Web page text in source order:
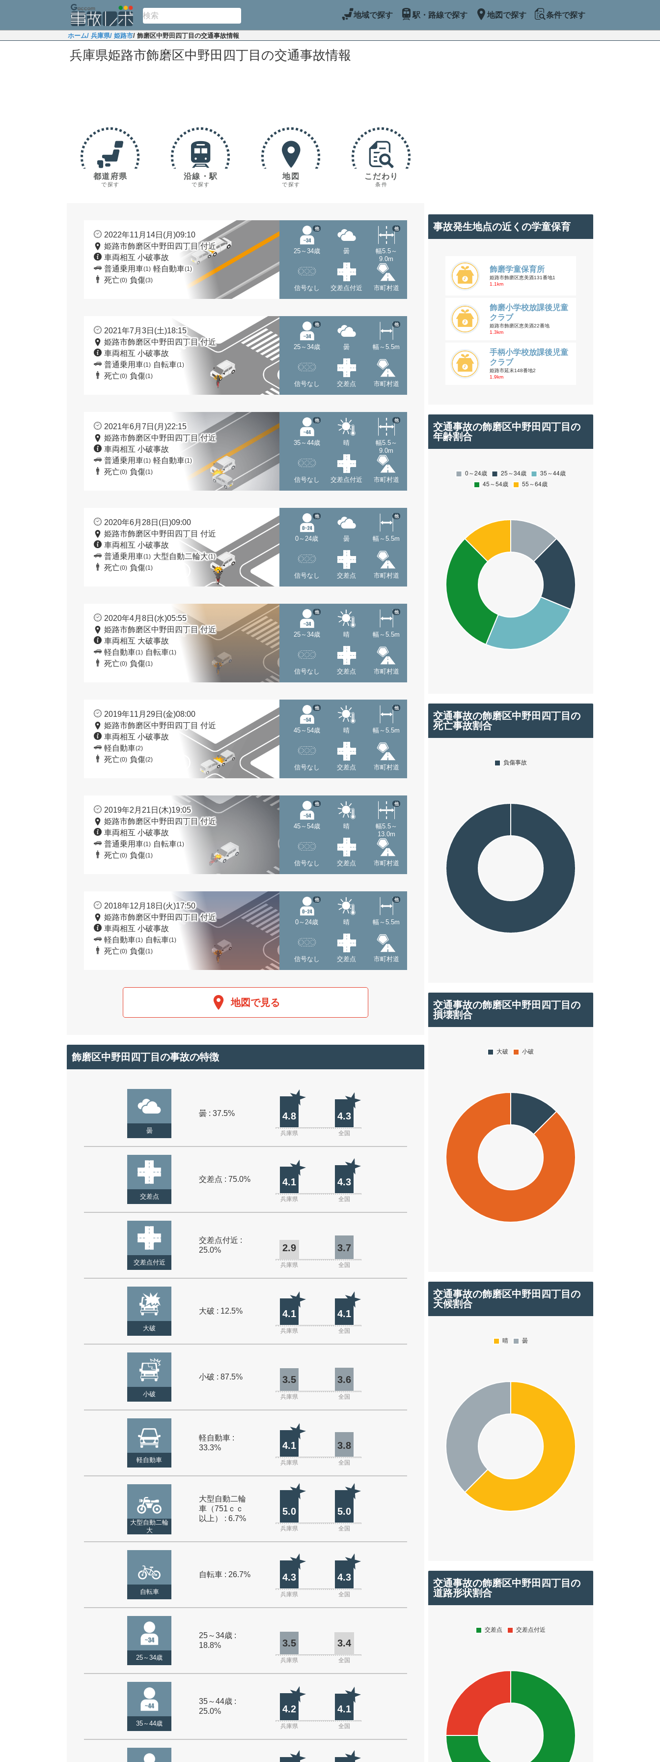
地域で探す 駅・路線で探す 地図で探す 条件で探す
ホーム/ 兵庫県/ 姫路市/ 飾磨区中野田四丁目の交通事故情報
兵庫県姫路市飾磨区中野田四丁目の交通事故情報
都道府県
で探す
沿線・駅
で探す
地図
で探す
こだわり
条件
2022年11月14日(月)09:10
姫路市飾磨区中野田四丁目 付近
車両相互 小破事故
普通乗用車(1) 軽自動車(1)
死亡(0) 負傷(3)
25～34歳
他
曇
幅5.5～
9.0m
他
信号なし 交差点付近 市町村道
2021年7月3日(土)18:15
姫路市飾磨区中野田四丁目 付近
車両相互 小破事故
普通乗用車(1) 自転車(1)
死亡(0) 負傷(1)
25～34歳
他
曇 幅～5.5m
他
信号なし 交差点 市町村道
2021年6月7日(月)22:15
姫路市飾磨区中野田四丁目 付近
車両相互 小破事故
普通乗用車(1) 軽自動車(1)
死亡(0) 負傷(1)
35～44歳
他
晴
幅5.5～
9.0m
他
信号なし 交差点付近 市町村道
2020年6月28日(日)09:00
姫路市飾磨区中野田四丁目 付近
車両相互 小破事故
普通乗用車(1) 大型自動二輪大(1)
死亡(0) 負傷(1)
0～24歳
他
曇 幅～5.5m
他
信号なし 交差点 市町村道
2020年4月8日(水)05:55
姫路市飾磨区中野田四丁目 付近
車両相互 大破事故
軽自動車(1) 自転車(1)
死亡(0) 負傷(1)
25～34歳
他
晴 幅～5.5m
他
信号なし 交差点 市町村道
2019年11月29日(金)08:00
姫路市飾磨区中野田四丁目 付近
車両相互 小破事故
軽自動車(2)
死亡(0) 負傷(2)
45～54歳
他
晴 幅～5.5m
他
信号なし 交差点 市町村道
2019年2月21日(木)19:05
姫路市飾磨区中野田四丁目 付近
車両相互 小破事故
普通乗用車(1) 自転車(1)
死亡(0) 負傷(1)
45～54歳
他
晴
幅5.5～
13.0m
他
信号なし 交差点 市町村道
2018年12月18日(火)17:50
姫路市飾磨区中野田四丁目 付近
車両相互 小破事故
軽自動車(1) 自転車(1)
死亡(0) 負傷(1)
0～24歳
他
晴 幅～5.5m
他
信号なし 交差点 市町村道
地図で見る
飾磨区中野田四丁目の事故の特徴
曇
曇 : 37.5% 4.8 4.3
兵庫県 全国
交差点
交差点 : 75.0% 4.1 4.3
兵庫県 全国
交差点付近
交差点付近 :
25.0%
2.9 3.7
兵庫県 全国
大破
大破 : 12.5% 4.1 4.1
兵庫県 全国
小破
小破 : 87.5% 3.5 3.6
兵庫県 全国
軽自動車
軽自動車 :
33.3%
4.1 3.8
兵庫県 全国
大型自動二輪
大
大型自動二輪
車（751ｃｃ
以上） : 6.7%
5.0 5.0
兵庫県 全国
自転車
自転車 : 26.7% 4.3 4.3
兵庫県 全国
25～34歳
25～34歳 :
18.8%
3.5 3.4
兵庫県 全国
35～44歳
35～44歳 :
25.0%
4.2 4.1
兵庫県 全国
事故発生地点の近くの学童保育
飾磨学童保育所
姫路市飾磨区恵美酒131番地1
1.1km
飾磨小学校放課後児童
クラブ
姫路市飾磨区恵美酒22番地
1.3km
手柄小学校放課後児童
クラブ
姫路市延末148番地2
1.9km
交通事故の飾磨区中野田四丁目の
年齢割合
交通事故の飾磨区中野田四丁目の
死亡事故割合
交通事故の飾磨区中野田四丁目の
損壊割合
交通事故の飾磨区中野田四丁目の
天候割合
交通事故の飾磨区中野田四丁目の
道路形状割合